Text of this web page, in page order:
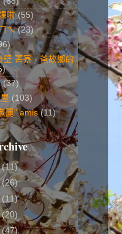
啦 (55)
ㄟ (23)
壁 菁寮 - 爸故鄉的
(37)
(103)
麗" amis (11)
(11)
(26)
(11)
(20)
(47)